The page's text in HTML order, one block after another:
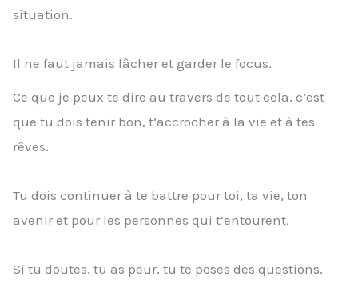
situation.
Il ne faut jamais lâcher et garder le focus.
Ce que je peux te dire au travers de tout cela, c’est
que tu dois tenir bon, t’accrocher à la vie et à tes
rêves.
Tu dois continuer à te battre pour toi, ta vie, ton
avenir et pour les personnes qui t’entourent.
Si tu doutes, tu as peur, tu te poses des questions,